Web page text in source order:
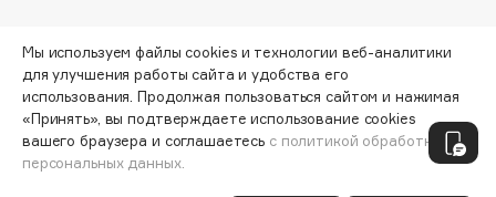
Dr.Jart+
DSD de Luxe
Dyson
ПО ЗОЛОТОЙ КАРТЕ:296 ₽
ДОБАВИТЬ В КОРЗИНУ 370 ₽
Мы используем файлы cookies и технологии веб-аналитики
для улучшения работы сайта и удобства его
использования. Продолжая пользоваться сайтом и нажимая
«Принять», вы подтверждаете использование cookies
вашего браузера и соглашаетесь с политикой обработки
персональных данных.